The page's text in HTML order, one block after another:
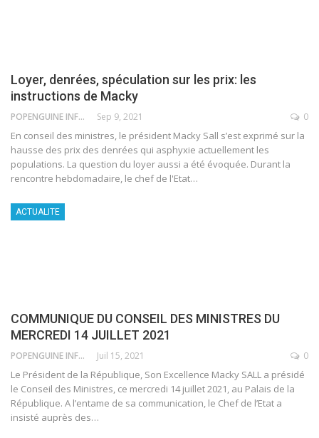
Loyer, denrées, spéculation sur les prix: les
instructions de Macky
POPENGUINE INFO Sep 9, 2021 0
En conseil des ministres, le président Macky Sall s’est exprimé sur la
hausse des prix des denrées qui asphyxie actuellement les
populations. La question du loyer aussi a été évoquée. Durant la
rencontre hebdomadaire, le chef de l'Etat…
ACTUALITE
COMMUNIQUE DU CONSEIL DES MINISTRES DU
MERCREDI 14 JUILLET 2021
POPENGUINE INFO Juil 15, 2021 0
Le Président de la République, Son Excellence Macky SALL a présidé
le Conseil des Ministres, ce mercredi 14 juillet 2021, au Palais de la
République. A l’entame de sa communication, le Chef de l’Etat a
insisté auprès des…